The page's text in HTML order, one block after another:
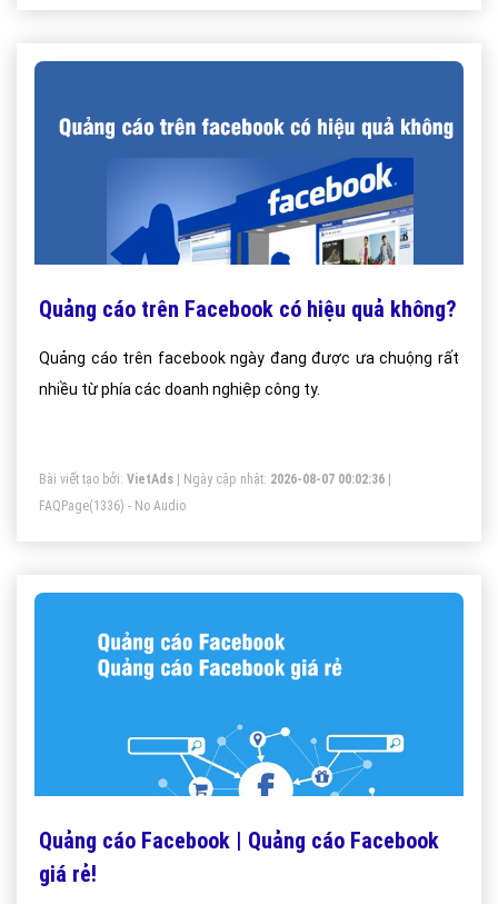
Quảng cáo trên Facebook có hiệu quả không?
Quảng cáo trên facebook ngày đang được ưa chuộng rất
nhiều từ phía các doanh nghiệp công ty.
Bài viết tạo bởi: VietAds | Ngày cập nhật: 2026-08-07 00:02:36
FAQPage(1336) - No Audio
Quảng cáo Facebook | Quảng cáo Facebook
giá rẻ!